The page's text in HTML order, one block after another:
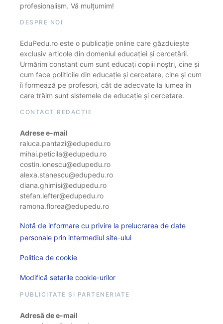
profesionalism. Vă mulțumim!
DESPRE NOI
EduPedu.ro este o publicație online care găzduiește
exclusiv articole din domeniul educației și cercetării.
Urmărim constant cum sunt educați copiii noștri, cine și
cum face politicile din educație și cercetare, cine și cum
îi formează pe profesori, cât de adecvate la lumea în
care trăim sunt sistemele de educație și cercetare.
CONTACT REDACȚIE
Adrese e-mail
raluca.pantazi@edupedu.ro
mihai.peticila@edupedu.ro
costin.ionescu@edupedu.ro
alexa.stanescu@edupedu.ro
diana.ghimisi@edupedu.ro
stefan.lefter@edupedu.ro
ramona.florea@edupedu.ro
Notă de informare cu privire la prelucrarea de date
personale prin intermediul site-ului
Politica de cookie
Modifică setarile cookie-urilor
PUBLICITATE ȘI PARTENERIATE
Adresă de e-mail